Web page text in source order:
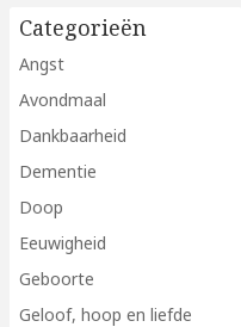
Categorieën
Angst
Avondmaal
Dankbaarheid
Dementie
Doop
Eeuwigheid
Geboorte
Geloof, hoop en liefde